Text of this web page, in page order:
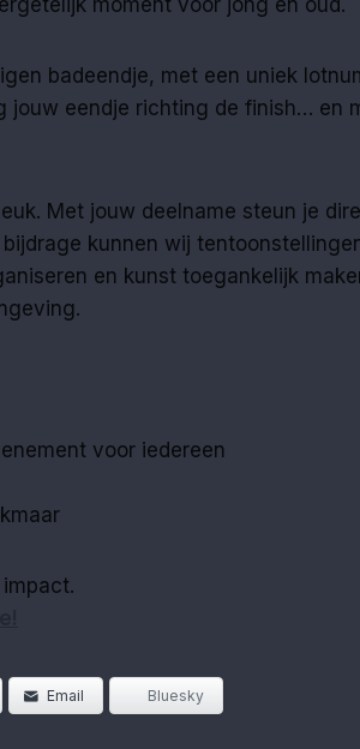
moment voor jong en oud.
badeendje, met een uniek
jouw eendje richting de finish… en
Met jouw deelname steun je
kunnen wij
en kunst toegankelijk
voor iedereen
Email Bluesky